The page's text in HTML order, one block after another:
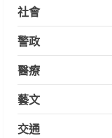
社會
警政
醫療
藝文
交通